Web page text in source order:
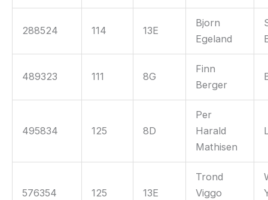
288524 114 13E
Bjorn
Egeland
489323 111 8G
Finn
Berger
495834 125 8D
Per
Harald
Mathisen
576354 125 13E
Trond
Viggo